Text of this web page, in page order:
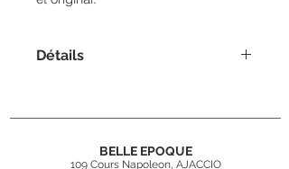
Détails
BELLE EPOQUE
109 Cours Napoleon, AJACCIO